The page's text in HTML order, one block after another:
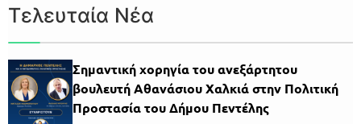
Τελευταία Νέα
Σημαντική χορηγία του ανεξάρτητου
βουλευτή Αθανάσιου Χαλκιά στην Πολιτική
Προστασία του Δήμου Πεντέλης